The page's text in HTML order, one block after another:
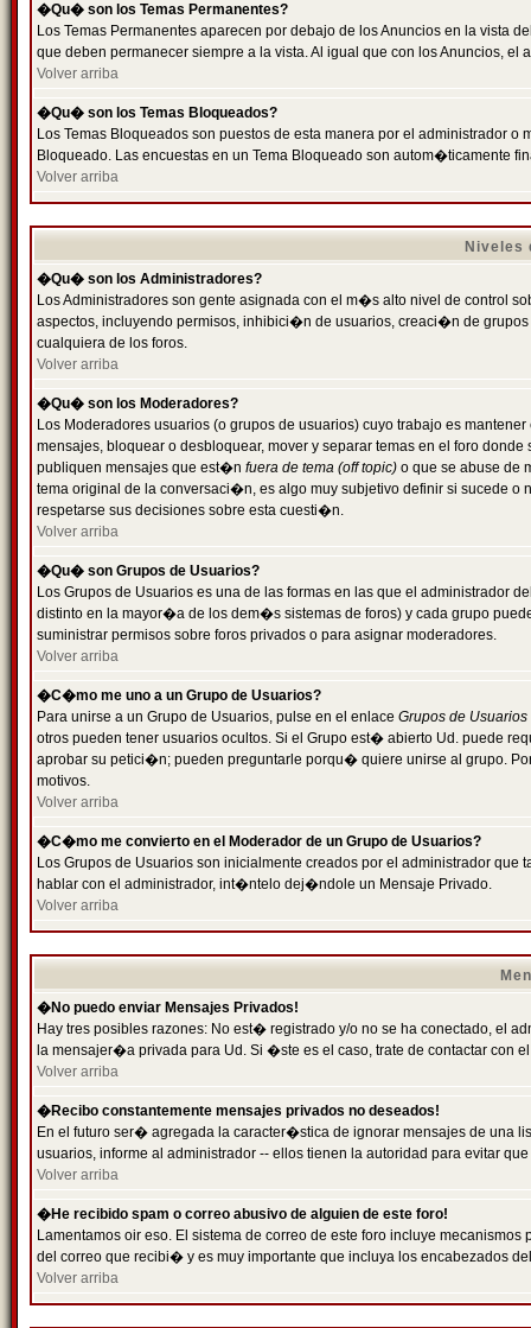
�Qu� son los Temas Permanentes?
Los Temas Permanentes aparecen por debajo de los Anuncios en la
que deben permanecer siempre a la vista. Al igual que con los Anuncios,
Volver arriba
�Qu� son los Temas Bloqueados?
Los Temas Bloqueados son puestos de esta manera por el administrador
Bloqueado. Las encuestas en un Tema Bloqueado son autom�ticamente
Volver arriba
Niveles
�Qu� son los Administradores?
Los Administradores son gente asignada con el m�s alto nivel de control
aspectos, incluyendo permisos, inhibici�n de usuarios, creaci�n de
cualquiera de los foros.
Volver arriba
�Qu� son los Moderadores?
Los Moderadores usuarios (o grupos de usuarios) cuyo trabajo es
mensajes, bloquear o desbloquear, mover y separar temas en el foro
publiquen mensajes que est�n fuera de tema (off topic) o que se abuse de
tema original de la conversaci�n, es algo muy subjetivo definir si sucede
respetarse sus decisiones sobre esta cuesti�n.
Volver arriba
�Qu� son Grupos de Usuarios?
Los Grupos de Usuarios es una de las formas en las que el administrador
distinto en la mayor�a de los dem�s sistemas de foros) y cada grupo
suministrar permisos sobre foros privados o para asignar moderadores.
Volver arriba
�C�mo me uno a un Grupo de Usuarios?
Para unirse a un Grupo de Usuarios, pulse en el enlace Grupos de Usuarios
otros pueden tener usuarios ocultos. Si el Grupo est� abierto Ud. puede
aprobar su petici�n; pueden preguntarle porqu� quiere unirse al grupo.
motivos.
Volver arriba
�C�mo me convierto en el Moderador de un Grupo de Usuarios?
Los Grupos de Usuarios son inicialmente creados por el administrador
hablar con el administrador, int�ntelo dej�ndole un Mensaje Privado.
Volver arriba
�No puedo enviar Mensajes Privados!
Hay tres posibles razones: No est� registrado y/o no se ha conectado, el
la mensajer�a privada para Ud. Si �ste es el caso, trate de contactar con
Volver arriba
�Recibo constantemente mensajes privados no deseados!
En el futuro ser� agregada la caracter�stica de ignorar mensajes de una
usuarios, informe al administrador -- ellos tienen la autoridad para evitar
Volver arriba
�He recibido spam o correo abusivo de alguien de este foro!
Lamentamos oir eso. El sistema de correo de este foro incluye
del correo que recibi� y es muy importante que incluya los encabezados
Volver arriba